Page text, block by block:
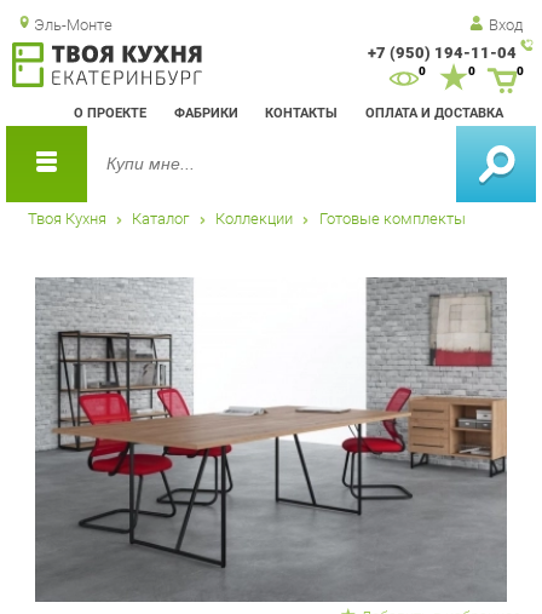
Эль-Монте Вход
+7 (950) 194-11-04
О ПРОЕКТЕ ФАБРИКИ КОНТАКТЫ ОПЛАТА И ДОСТАВКА
0 0
Твоя Кухня Каталог Коллекции Готовые комплекты